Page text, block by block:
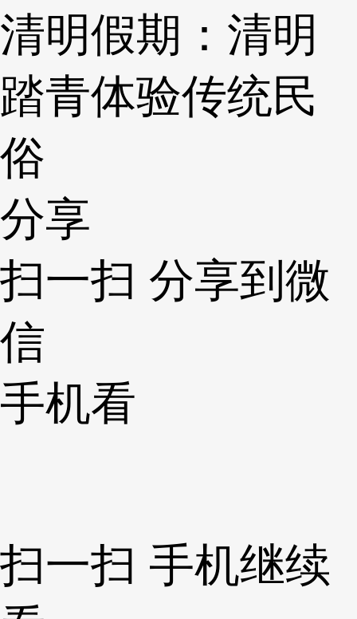
清明假期：清明
踏青体验传统民
俗
分享
扫一扫 分享到微
信
手机看
扫一扫 手机继续